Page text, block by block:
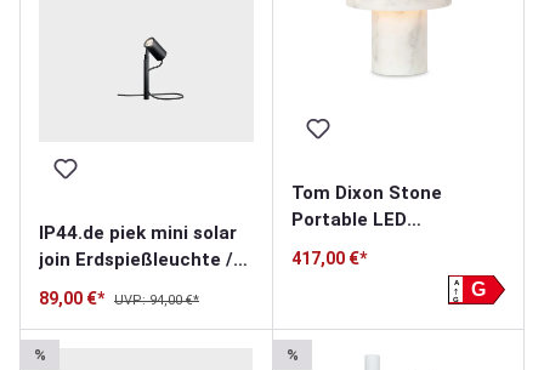
IP44.de piek mini solar
join Erdspießleuchte /
Solarleuchte
89,00 €* UVP: 94,00 €*
Tom Dixon Stone
Portable LED
Akkuleuchte
417,00 €*
G
A
G
% %